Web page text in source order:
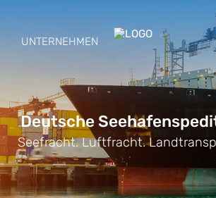
UNTERNEHMEN
Deutsche
Seefracht. Luftfracht.